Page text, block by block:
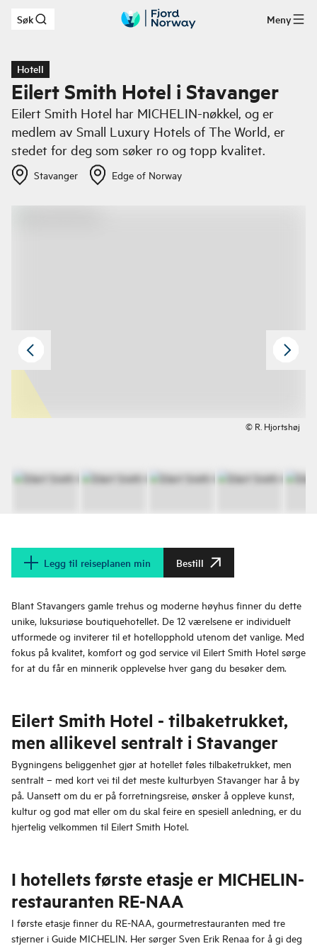
Hopp til hovedinnhold
Søk Meny
Hotell
Eilert Smith Hotel i Stavanger
Eilert Smith Hotel har MICHELIN-nøkkel, og er
medlem av Small Luxury Hotels of The World, er
stedet for deg som søker ro og topp kvalitet.
Stavanger Edge of Norway
© R. Hjortshøj
Legg til reiseplanen min Bestill
Blant Stavangers gamle trehus og moderne høyhus finner du dette
unike, luksuriøse boutiquehotellet. De 12 værelsene er individuelt
utformede og inviterer til et hotellopphold utenom det vanlige. Med
fokus på kvalitet, komfort og god service vil Eilert Smith Hotel sørge
for at du får en minnerik opplevelse hver gang du besøker dem.
Eilert Smith Hotel - tilbaketrukket,
men allikevel sentralt i Stavanger
Bygningens beliggenhet gjør at hotellet føles tilbaketrukket, men
sentralt – med kort vei til det meste kulturbyen Stavanger har å by
på. Uansett om du er på forretningsreise, ønsker å oppleve kunst,
kultur og god mat eller om du skal feire en spesiell anledning, er du
hjertelig velkommen til Eilert Smith Hotel.
I hotellets første etasje er MICHELIN-
restauranten RE-NAA
I første etasje finner du RE-NAA, gourmetrestauranten med tre
stjerner i Guide MICHELIN. Her sørger Sven Erik Renaa for å gi deg